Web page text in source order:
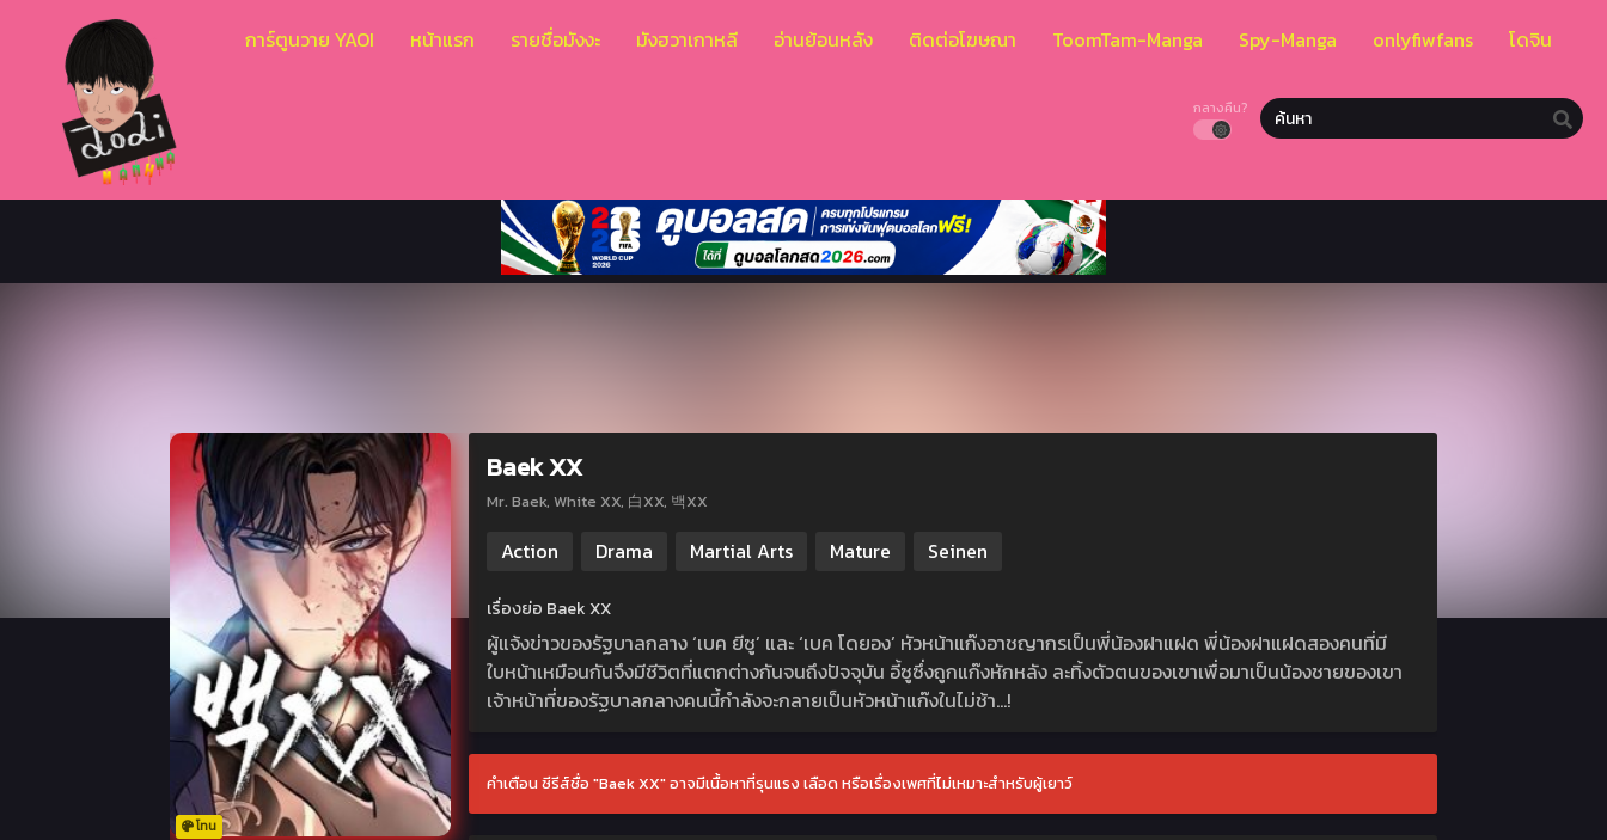
การ์ตูนวาย YAOI หน้าแรก รายชื่อมังงะ มังฮวาเกาหลี อ่านย้อนหลัง ติดต่อโฆษณา ToomTam-Manga Spy-Manga onlyfiwfans โดจิน
กลางคืน?
โทน
Baek XX
Mr. Baek, White XX, 白XX, 백XX
Action Drama Martial Arts Mature Seinen
เรื่องย่อ Baek XX
ผู้แจ้งข่าวของรัฐบาลกลาง ‘เบค ยีซู’ และ ‘เบค โดยอง’ หัวหน้าแก๊งอาชญากรเป็นพี่น้องฝาแฝด พี่น้องฝาแฝดสองคนที่มี
ใบหน้าเหมือนกันจึงมีชีวิตที่แตกต่างกันจนถึงปัจจุบัน อี้ซูซึ่งถูกแก๊งหักหลัง ละทิ้งตัวตนของเขาเพื่อมาเป็นน้องชายของเขา
เจ้าหน้าที่ของรัฐบาลกลางคนนี้กำลังจะกลายเป็นหัวหน้าแก๊งในไม่ช้า…!
คำเตือน ซีรีส์ชื่อ "Baek XX" อาจมีเนื้อหาที่รุนแรง เลือด หรือเรื่องเพศที่ไม่เหมาะสำหรับผู้เยาว์